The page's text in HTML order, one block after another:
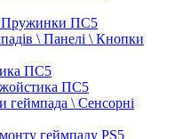
Пружинки ПС5
\ Панелі \ Кнопки
ПС5
ПС5
геймпада \ Сенсорні
геймпаду PS5